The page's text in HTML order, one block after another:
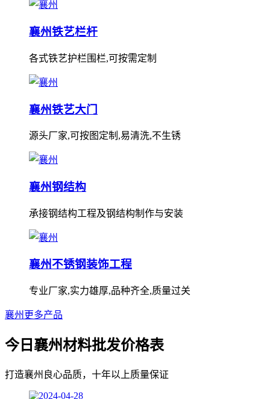
襄州铁艺栏杆
各式铁艺护栏围栏,可按需定制
襄州铁艺大门
源头厂家,可按图定制,易清洗,不生锈
襄州钢结构
承接钢结构工程及钢结构制作与安装
襄州不锈钢装饰工程
专业厂家,实力雄厚,品种齐全,质量过关
襄州更多产品
今日襄州材料批发价格表
打造襄州良心品质，十年以上质量保证